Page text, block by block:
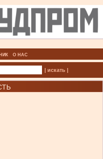
О НАС
| искать |